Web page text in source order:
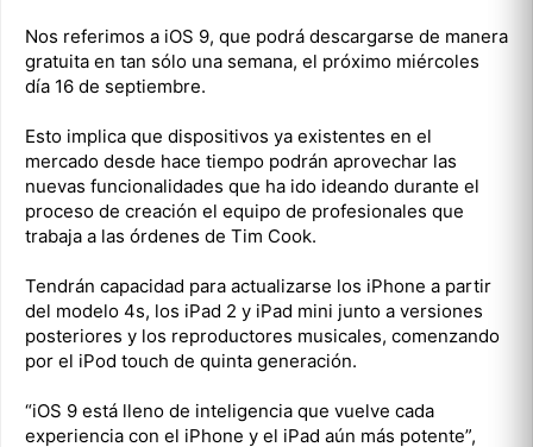
Nos referimos a iOS 9, que podrá descargarse de manera
gratuita en tan sólo una semana, el próximo miércoles
día 16 de septiembre.
Esto implica que dispositivos ya existentes en el
mercado desde hace tiempo podrán aprovechar las
nuevas funcionalidades que ha ido ideando durante el
proceso de creación el equipo de profesionales que
trabaja a las órdenes de Tim Cook.
Tendrán capacidad para actualizarse los iPhone a partir
del modelo 4s, los iPad 2 y iPad mini junto a versiones
posteriores y los reproductores musicales, comenzando
por el iPod touch de quinta generación.
“iOS 9 está lleno de inteligencia que vuelve cada
experiencia con el iPhone y el iPad aún más potente”,